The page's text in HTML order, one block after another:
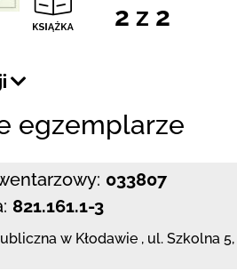
2 z 2
egzemplarze
033807
821.161.1-3
w Kłodawie , ul. Szkolna 5,